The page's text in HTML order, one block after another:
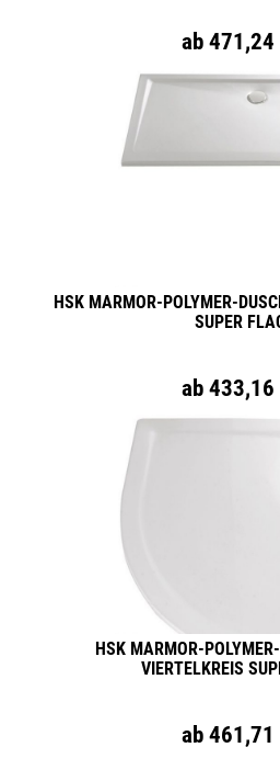
ab
HSK MARMOR-POLYMER-
SUPER
ab
HSK MARMOR-
VIERTELKREIS
ab